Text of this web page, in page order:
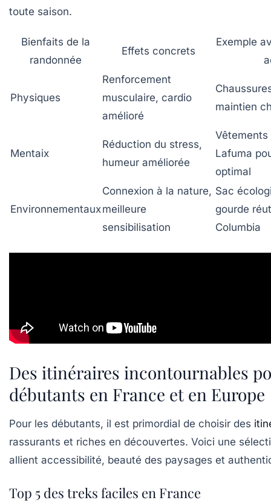
toute saison.
Bienfaits de la
randonnée
Effets concrets
Exemple
Physiques
Renforcement
musculaire, cardio
amélioré
maintien
Mentaix
Réduction du stress,
humeur améliorée
Lafuma
optimal
Environnementaux
Connexion à la nature,
meilleure
sensibilisation
Sac
gourde
Columbia
Des itinéraires incontournables
débutants en France et en Europe
Pour les débutants, il est primordial de choisir des
rassurants et riches en découvertes. Voici une
allient accessibilité, beauté des paysages et
Top 5 des treks faciles en France